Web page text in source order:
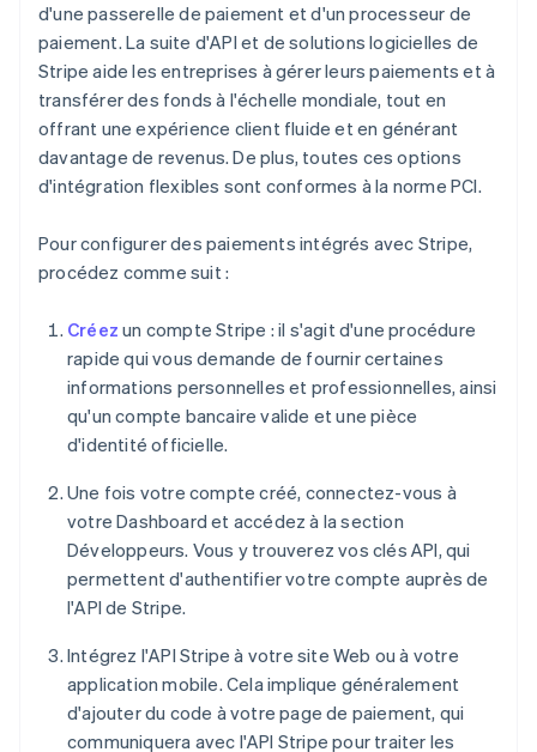
d'une passerelle de paiement et d'un processeur de
paiement. La suite d'API et de solutions logicielles de
Stripe aide les entreprises à gérer leurs paiements et à
transférer des fonds à l'échelle mondiale, tout en
offrant une expérience client fluide et en générant
davantage de revenus. De plus, toutes ces options
d'intégration flexibles sont conformes à la norme PCI.
Pour configurer des paiements intégrés avec Stripe,
procédez comme suit :
Créez un compte Stripe : il s'agit d'une procédure
rapide qui vous demande de fournir certaines
informations personnelles et professionnelles, ainsi
qu'un compte bancaire valide et une pièce
d'identité officielle.
Une fois votre compte créé, connectez-vous à
votre Dashboard et accédez à la section
Développeurs. Vous y trouverez vos clés API, qui
permettent d'authentifier votre compte auprès de
l'API de Stripe.
Intégrez l'API Stripe à votre site Web ou à votre
application mobile. Cela implique généralement
d'ajouter du code à votre page de paiement, qui
communiquera avec l'API Stripe pour traiter les